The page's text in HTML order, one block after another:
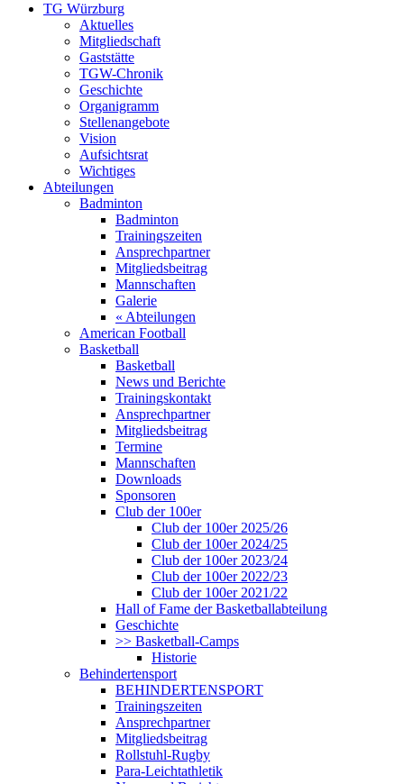
TG Würzburg
Aktuelles
Mitgliedschaft
Gaststätte
TGW-Chronik
Geschichte
Organigramm
Stellenangebote
Vision
Aufsichtsrat
Wichtiges
Abteilungen
Badminton
Badminton
Trainingszeiten
Ansprechpartner
Mitgliedsbeitrag
Mannschaften
Galerie
« Abteilungen
American Football
Basketball
Basketball
News und Berichte
Trainingskontakt
Ansprechpartner
Mitgliedsbeitrag
Termine
Mannschaften
Downloads
Sponsoren
Club der 100er
Club der 100er 2025/26
Club der 100er 2024/25
Club der 100er 2023/24
Club der 100er 2022/23
Club der 100er 2021/22
Hall of Fame der Basketballabteilung
Geschichte
>> Basketball-Camps
Historie
Behindertensport
BEHINDERTENSPORT
Trainingszeiten
Ansprechpartner
Mitgliedsbeitrag
Rollstuhl-Rugby
Para-Leichtathletik